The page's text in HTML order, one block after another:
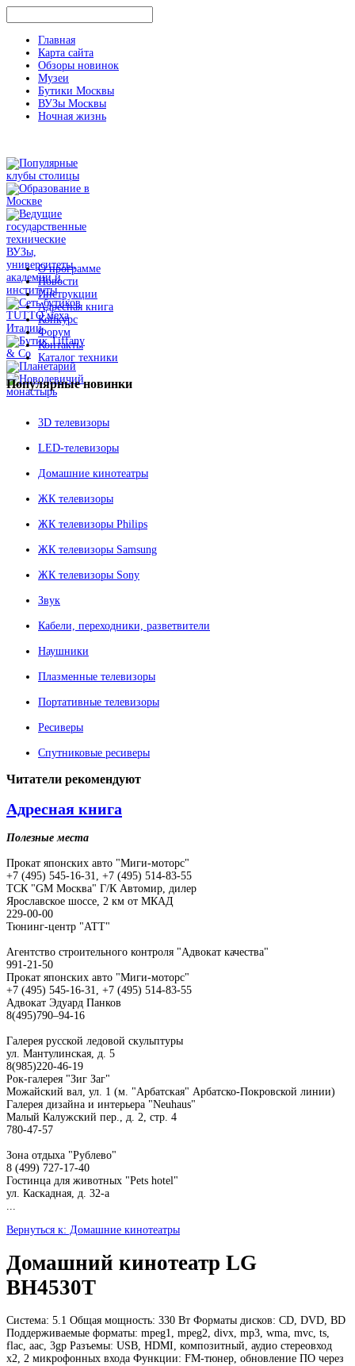
Главная
Карта сайта
Обзоры новинок
Музеи
Бутики Москвы
ВУЗы Москвы
Ночная жизнь
О программе
Новости
Инструкции
Адресная книга
Конкурс
Форум
Контакты
Каталог техники
Популярныеновинки
3D телевизоры
LED-телевизоры
Домашние кинотеатры
ЖК телевизоры
ЖК телевизоры Philips
ЖК телевизоры Samsung
ЖК телевизоры Sony
Звук
Кабели, переходники, разветвители
Наушники
Плазменные телевизоры
Портативные телевизоры
Ресиверы
Спутниковые ресиверы
Читатели рекомендуют
Адресная книга
Полезные места
Прокат японских авто "Миги-моторс"
+7 (495) 545-16-31, +7 (495) 514-83-55
ТСК "GM Москва" Г/К Автомир, дилер
Ярославское шоссе, 2 км от МКАД
229-00-00
Тюнинг-центр "АТТ"
Агентство строительного контроля "Адвокат качества"
991-21-50
Прокат японских авто "Миги-моторс"
+7 (495) 545-16-31, +7 (495) 514-83-55
Адвокат Эдуард Панков
8(495)790–94-16
Галерея русской ледовой скульптуры
ул. Мантулинская, д. 5
8(985)220-46-19
Рок-галерея "Зиг Заг"
Можайский вал, ул. 1 (м. "Арбатская" Арбатско-Покровской линии)
Галерея дизайна и интерьера "Neuhaus"
Малый Калужский пер., д. 2, стр. 4
780-47-57
Зона отдыха "Рублево"
8 (499) 727-17-40
Гостинца для животных "Рets hotel"
ул. Каскадная, д. 32-а
Вернуться к: Домашние кинотеатры
Домашний кинотеатр LG
BH4530T
Система: 5.1 Общая мощность: 330 Вт Форматы дисков: CD, DVD, BD
Поддерживаемые форматы: mpeg1, mpeg2, divx, mp3, wma, mvc, ts,
flac, aac, 3gp Разъемы: USB, HDMI, композитный, аудио стереовход
х2, 2 микрофонных входа Функции: FM-тюнер, обновление ПО через